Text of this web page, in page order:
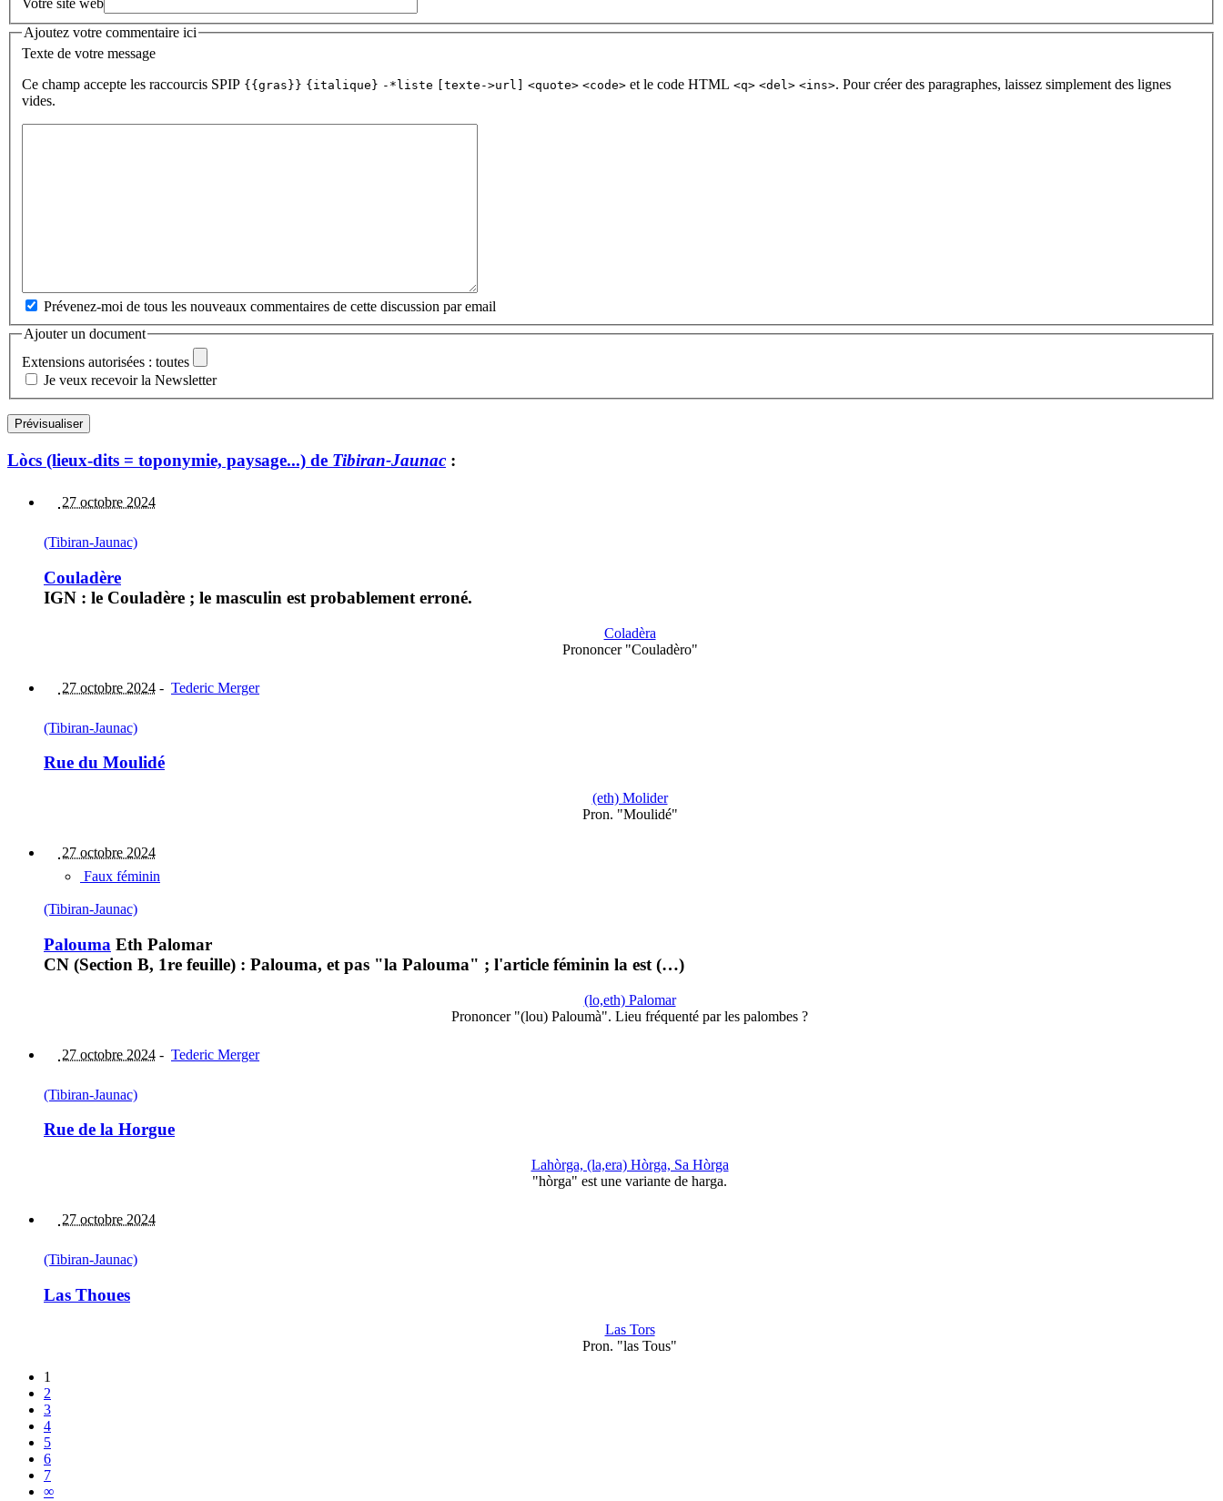
Ajoutez votre commentaire ici
Texte de votre message
Ce champ accepte les raccourcis SPIP {{gras}} {italique} -*liste [texte->url] <quote> <code> et le code HTML <q> <del> <ins>. Pour créer des paragraphes, laissez simplement des lignes
vides.
Prévenez-moi de tous les nouveaux commentaires de cette discussion par email
Ajouter un document
Extensions autorisées : toutes
Je veux recevoir la Newsletter
Lòcs (lieux-dits = toponymie, paysage...) de Tibiran-Jaunac :
27 octobre 2024
(Tibiran-Jaunac)
Couladère
IGN : le Couladère ; le masculin est probablement erroné.
Coladèra
Prononcer "Couladèro"
27 octobre 2024 - Tederic Merger
(Tibiran-Jaunac)
Rue du Moulidé
(eth) Molider
Pron. "Moulidé"
27 octobre 2024
Faux féminin
(Tibiran-Jaunac)
Palouma Eth Palomar
CN (Section B, 1re feuille) : Palouma, et pas "la Palouma" ; l'article féminin la est (…)
(lo,eth) Palomar
Prononcer "(lou) Paloumà". Lieu fréquenté par les palombes ?
27 octobre 2024 - Tederic Merger
(Tibiran-Jaunac)
Rue de la Horgue
Lahòrga, (la,era) Hòrga, Sa Hòrga
"hòrga" est une variante de harga.
27 octobre 2024
(Tibiran-Jaunac)
Las Thoues
Las Tors
Pron. "las Tous"
1
2
3
4
5
6
7
∞